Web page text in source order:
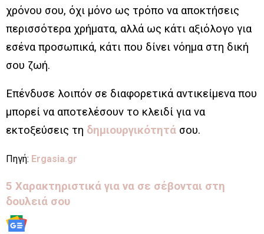
χρόνου σου, όχι μόνο ως τρόπο να αποκτήσεις
περισσότερα χρήματα, αλλά ως κάτι αξιόλογο για
εσένα προσωπικά, κάτι που δίνει νόημα στη δική
σου ζωή.
Επένδυσε λοιπόν σε διαφορετικά αντικείμενα που
μπορεί να αποτελέσουν το κλειδί για να
εκτοξεύσεις τη δημιουργικότητά σου.
Πηγή: Ergasia.gr
5 Χαρακτηριστικά για να σε σέβονται στη
δουλειά σου